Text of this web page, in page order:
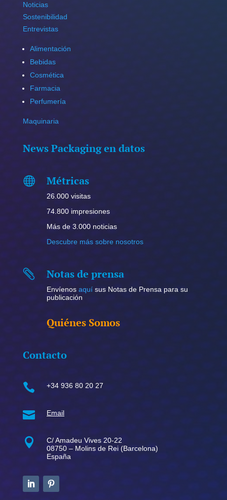
Noticias
Sostenibilidad
Entrevistas
Alimentación
Bebidas
Cosmética
Farmacia
Perfumería
Maquinaria
News Packaging en datos
 Métricas
26.000 visitas
74.800 impresiones
Más de 3.000 noticias
Descubre más sobre nosotros
 Notas de prensa
Envíenos aquísus Notas de Prensa para su
publicación
Quiénes Somos
Contacto
 +34 936 80 20 27
 Email

C/ Amadeu Vives 20-22
08750 – Molins de Rei (Barcelona)
España